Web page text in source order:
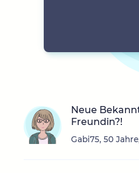
Neue
Freundin?!
Gabi75, 50